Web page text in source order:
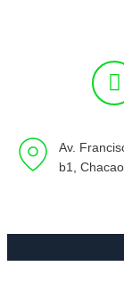
Av.
b1, Chacao.